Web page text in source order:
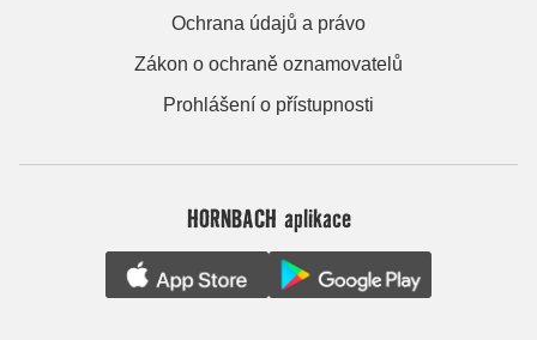
Ochrana údajů a právo
Zákon o ochraně oznamovatelů
Prohlášení o přístupnosti
HORNBACH aplikace